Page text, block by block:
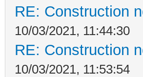
RE: Construction
10/03/2021, 11:44:30
RE: Construction
10/03/2021, 11:53:54